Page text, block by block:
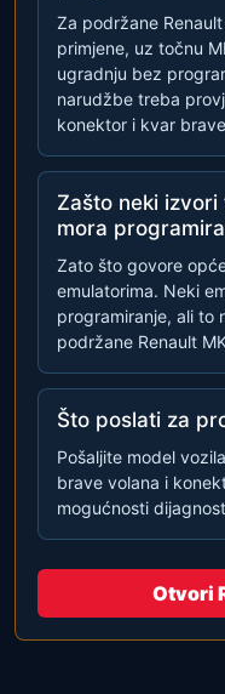
Za podržane
primjene, uz točnu
ugradnju bez
narudžbe treba
konektor i kvar
Zašto neki
mora
Zato što govore
emulatorima. Neki
programiranje, ali to
podržane Renault
Što poslati za
Pošaljite model
brave volana i
mogućnosti
Otvori